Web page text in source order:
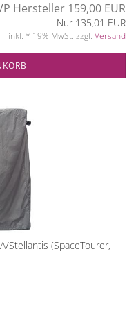
Hersteller 159,00 EUR
Nur 135,01 EUR
inkl. * 19% MwSt. zzgl. Versand
Stellantis (SpaceTourer,